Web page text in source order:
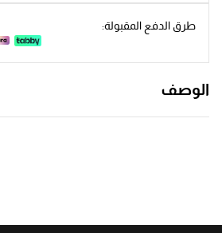
طرق الدفع المقبولة:
الوصف